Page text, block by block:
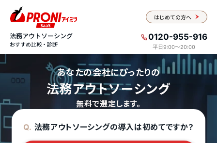
はじめての方へ
法務アウトソーシング
おすすめ比較・診断
0120-955-916
平日9:00〜20:00
あなたの会社にぴったりの
法務アウトソーシング
無料で選定します。
Q. 法務アウトソーシングの導入は初めてですか？